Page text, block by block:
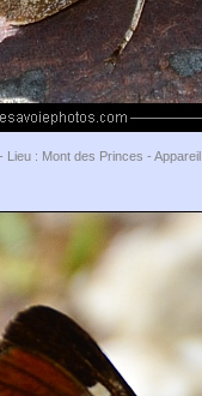
Lieu : Mont des Princes -